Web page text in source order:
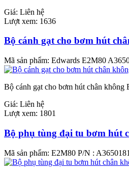
Giá: Liên hệ
Lượt xem: 1636
Bộ cánh gạt cho bơm hút
Mã sản phẩm: Edwards E2M80
Bộ cánh gạt cho bơm hút chân
Giá: Liên hệ
Lượt xem: 1801
Bộ phụ tùng đại tu bơm hút
Mã sản phẩm: E2M80 P/N :